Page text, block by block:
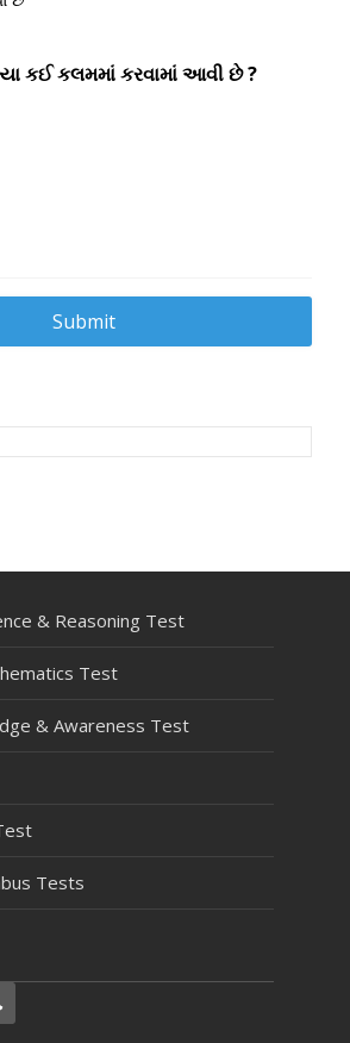
કઈ કલમમાં કરવામાં આવી છે ?
& Reasoning Test
Test
& Awareness Test
Tests